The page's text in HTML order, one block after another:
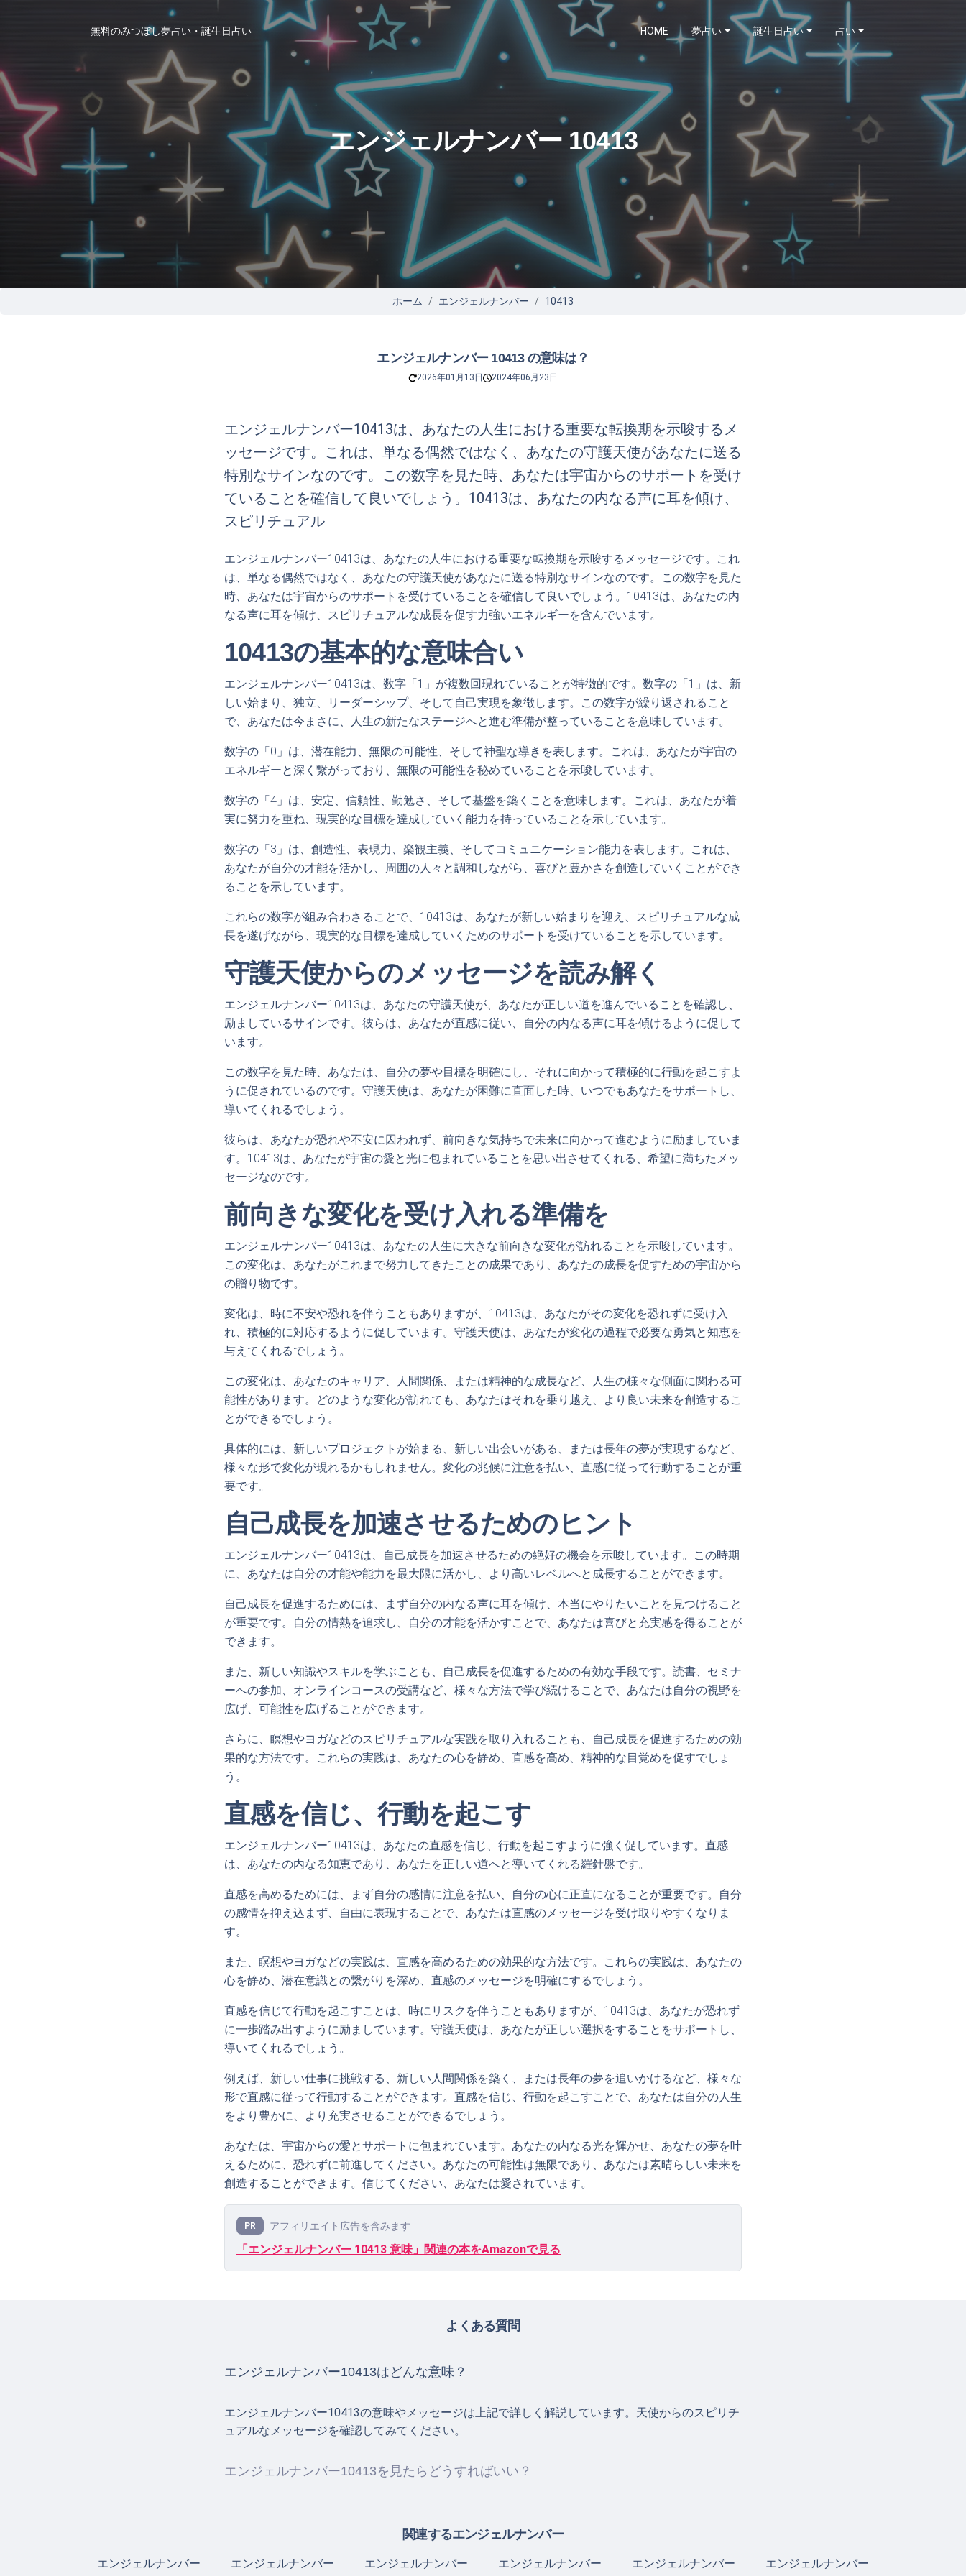
無料のみつぼし夢占い・誕生日占い HOME 夢占い 誕生日占い 占い
エンジェルナンバー 10413
ホーム エンジェルナンバー 10413
エンジェルナンバー 10413 の意味は？
2026年01月13日 2024年06月23日
エンジェルナンバー10413は、あなたの人生における重要な転換期を示唆するメ
ッセージです。これは、単なる偶然ではなく、あなたの守護天使があなたに送る
特別なサインなのです。この数字を見た時、あなたは宇宙からのサポートを受け
ていることを確信して良いでしょう。10413は、あなたの内なる声に耳を傾け、
スピリチュアル
エンジェルナンバー10413は、あなたの人生における重要な転換期を示唆するメッセージです。これ
は、単なる偶然ではなく、あなたの守護天使があなたに送る特別なサインなのです。この数字を見た
時、あなたは宇宙からのサポートを受けていることを確信して良いでしょう。10413は、あなたの内
なる声に耳を傾け、スピリチュアルな成長を促す力強いエネルギーを含んでいます。
10413の基本的な意味合い
エンジェルナンバー10413は、数字「1」が複数回現れていることが特徴的です。数字の「1」は、新
しい始まり、独立、リーダーシップ、そして自己実現を象徴します。この数字が繰り返されること
で、あなたは今まさに、人生の新たなステージへと進む準備が整っていることを意味しています。
数字の「0」は、潜在能力、無限の可能性、そして神聖な導きを表します。これは、あなたが宇宙の
エネルギーと深く繋がっており、無限の可能性を秘めていることを示唆しています。
数字の「4」は、安定、信頼性、勤勉さ、そして基盤を築くことを意味します。これは、あなたが着
実に努力を重ね、現実的な目標を達成していく能力を持っていることを示しています。
数字の「3」は、創造性、表現力、楽観主義、そしてコミュニケーション能力を表します。これは、
あなたが自分の才能を活かし、周囲の人々と調和しながら、喜びと豊かさを創造していくことができ
ることを示しています。
これらの数字が組み合わさることで、10413は、あなたが新しい始まりを迎え、スピリチュアルな成
長を遂げながら、現実的な目標を達成していくためのサポートを受けていることを示しています。
守護天使からのメッセージを読み解く
エンジェルナンバー10413は、あなたの守護天使が、あなたが正しい道を進んでいることを確認し、
励ましているサインです。彼らは、あなたが直感に従い、自分の内なる声に耳を傾けるように促して
います。
この数字を見た時、あなたは、自分の夢や目標を明確にし、それに向かって積極的に行動を起こすよ
うに促されているのです。守護天使は、あなたが困難に直面した時、いつでもあなたをサポートし、
導いてくれるでしょう。
彼らは、あなたが恐れや不安に囚われず、前向きな気持ちで未来に向かって進むように励ましていま
す。10413は、あなたが宇宙の愛と光に包まれていることを思い出させてくれる、希望に満ちたメッ
セージなのです。
前向きな変化を受け入れる準備を
エンジェルナンバー10413は、あなたの人生に大きな前向きな変化が訪れることを示唆しています。
この変化は、あなたがこれまで努力してきたことの成果であり、あなたの成長を促すための宇宙から
の贈り物です。
変化は、時に不安や恐れを伴うこともありますが、10413は、あなたがその変化を恐れずに受け入
れ、積極的に対応するように促しています。守護天使は、あなたが変化の過程で必要な勇気と知恵を
与えてくれるでしょう。
この変化は、あなたのキャリア、人間関係、または精神的な成長など、人生の様々な側面に関わる可
能性があります。どのような変化が訪れても、あなたはそれを乗り越え、より良い未来を創造するこ
とができるでしょう。
具体的には、新しいプロジェクトが始まる、新しい出会いがある、または長年の夢が実現するなど、
様々な形で変化が現れるかもしれません。変化の兆候に注意を払い、直感に従って行動することが重
要です。
自己成長を加速させるためのヒント
エンジェルナンバー10413は、自己成長を加速させるための絶好の機会を示唆しています。この時期
に、あなたは自分の才能や能力を最大限に活かし、より高いレベルへと成長することができます。
自己成長を促進するためには、まず自分の内なる声に耳を傾け、本当にやりたいことを見つけること
が重要です。自分の情熱を追求し、自分の才能を活かすことで、あなたは喜びと充実感を得ることが
できます。
また、新しい知識やスキルを学ぶことも、自己成長を促進するための有効な手段です。読書、セミナ
ーへの参加、オンラインコースの受講など、様々な方法で学び続けることで、あなたは自分の視野を
広げ、可能性を広げることができます。
さらに、瞑想やヨガなどのスピリチュアルな実践を取り入れることも、自己成長を促進するための効
果的な方法です。これらの実践は、あなたの心を静め、直感を高め、精神的な目覚めを促すでしょ
う。
直感を信じ、行動を起こす
エンジェルナンバー10413は、あなたの直感を信じ、行動を起こすように強く促しています。直感
は、あなたの内なる知恵であり、あなたを正しい道へと導いてくれる羅針盤です。
直感を高めるためには、まず自分の感情に注意を払い、自分の心に正直になることが重要です。自分
の感情を抑え込まず、自由に表現することで、あなたは直感のメッセージを受け取りやすくなりま
す。
また、瞑想やヨガなどの実践は、直感を高めるための効果的な方法です。これらの実践は、あなたの
心を静め、潜在意識との繋がりを深め、直感のメッセージを明確にするでしょう。
直感を信じて行動を起こすことは、時にリスクを伴うこともありますが、10413は、あなたが恐れず
に一歩踏み出すように励ましています。守護天使は、あなたが正しい選択をすることをサポートし、
導いてくれるでしょう。
例えば、新しい仕事に挑戦する、新しい人間関係を築く、または長年の夢を追いかけるなど、様々な
形で直感に従って行動することができます。直感を信じ、行動を起こすことで、あなたは自分の人生
をより豊かに、より充実させることができるでしょう。
あなたは、宇宙からの愛とサポートに包まれています。あなたの内なる光を輝かせ、あなたの夢を叶
えるために、恐れずに前進してください。あなたの可能性は無限であり、あなたは素晴らしい未来を
創造することができます。信じてください、あなたは愛されています。
PR アフィリエイト広告を含みます
「エンジェルナンバー 10413 意味」関連の本をAmazonで見る
よくある質問
エンジェルナンバー10413はどんな意味？
エンジェルナンバー10413の意味やメッセージは上記で詳しく解説しています。天使からのスピリチ
ュアルなメッセージを確認してみてください。
エンジェルナンバー10413を見たらどうすればいい？
関連するエンジェルナンバー
エンジェルナンバー
エンジェルナンバー
エンジェルナンバー
エンジェルナンバー
エンジェルナンバー
エンジェルナンバー